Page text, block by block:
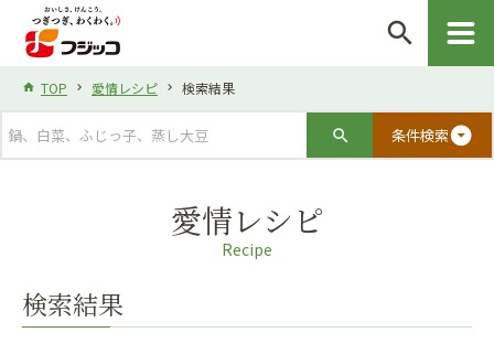
search
TOP 愛情レシピ 検索結果
条件検索arrow_drop_down_circle
愛情レシピ
Recipe
検索結果